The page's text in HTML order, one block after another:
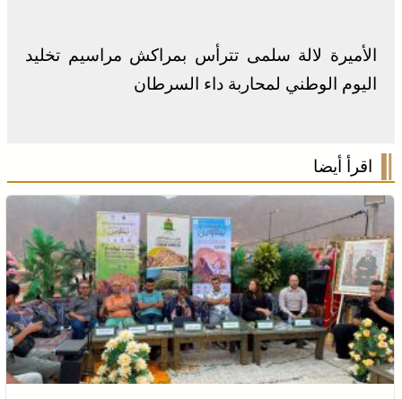
الأميرة لالة سلمى تترأس بمراكش مراسيم تخليد
اليوم الوطني لمحاربة داء السرطان
اقرأ أيضا